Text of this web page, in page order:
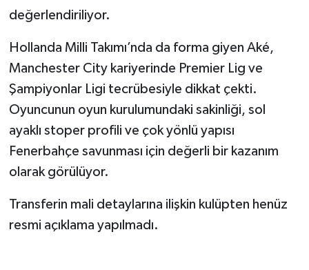
değerlendiriliyor.
Hollanda Milli Takımı’nda da forma giyen Aké,
Manchester City kariyerinde Premier Lig ve
Şampiyonlar Ligi tecrübesiyle dikkat çekti.
Oyuncunun oyun kurulumundaki sakinliği, sol
ayaklı stoper profili ve çok yönlü yapısı
Fenerbahçe savunması için değerli bir kazanım
olarak görülüyor.
Transferin mali detaylarına ilişkin kulüpten henüz
resmi açıklama yapılmadı.